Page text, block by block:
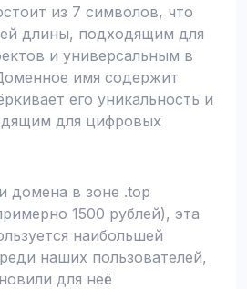
из 7 символов, что
длины, подходящим для
и универсальным в
имя содержит
его уникальность и
для цифровых
домена в зоне .top
1500 рублей), эта
наибольшей
наших пользователей,
для неё